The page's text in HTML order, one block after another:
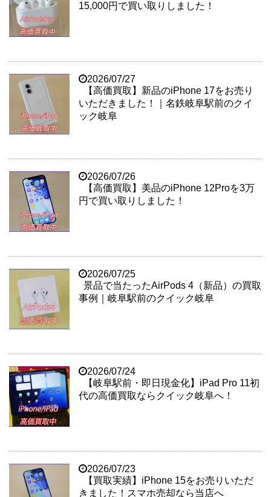
15,000円で買い取りしました！
2026/07/27
【高価買取】新品のiPhone 17をお売り
いただきました！｜名鉄岐阜駅前のクイ
ック岐阜
2026/07/26
【高価買取】美品のiPhone 12Proを3万
円で買い取りしました！
2026/07/25
景品で当たったAirPods 4（新品）の買取
事例｜岐阜駅前のクイック岐阜
2026/07/24
【岐阜駅前・即日現金化】iPad Pro 11初
代の高価買取ならクイック岐阜へ！
2026/07/23
【買取実績】iPhone 15をお売りいただ
きました！スマホ売却なら当店へ